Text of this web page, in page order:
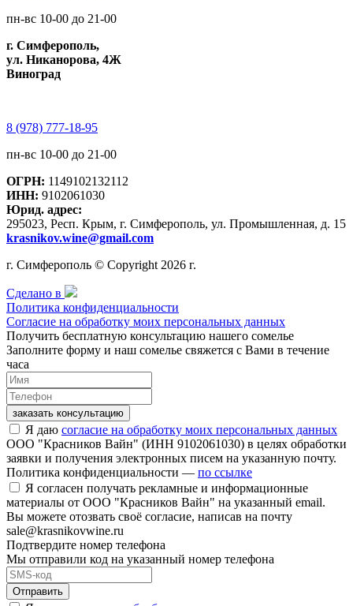
пн-вс 10-00 до 21-00
г. Симферополь,
ул. Никанорова, 4Ж
Виноград
8 (978) 777-18-95
пн-вс 10-00 до 21-00
ОГРН: 1149102132112
ИНН: 9102061030
Юрид. адрес:
295023, Респ. Крым, г. Симферополь, ул. Промышленная, д. 15
krasnikov.wine@gmail.com
г. Симферополь © Copyright 2026 г.
Сделано в
Политика конфиденциальности
Согласие на обработку моих персональных данных
Получить бесплатную консультацию нашего сомелье
Заполните форму и наш сомелье свяжется с Вами в течение
часа
заказать консультацию
Я даю согласие на обработку моих персональных данных
ООО "Красников Вайн" (ИНН 9102061030) в целях обработки
заявки и получения электронных писем на указанную почту.
Политика конфиденциальности — по ссылке
Я согласен получать рекламные и информационные
материалы от ООО "Красников Вайн" на указанный email.
Вы можете отозвать своё согласие, написав на почту
sale@krasnikovwine.ru
Подтвердите номер телефона
Мы отправили код на указанный номер телефона
Отправить